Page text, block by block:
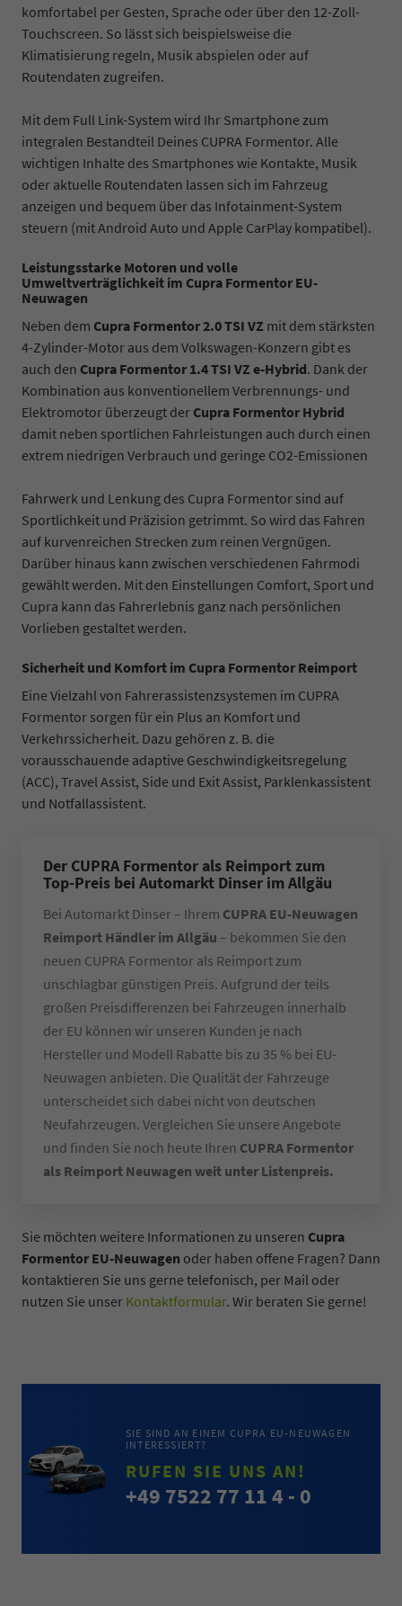
komfortabel per Gesten, Sprache oder über den 12-Zoll-
Touchscreen. So lässt sich beispielsweise die
Klimatisierung regeln, Musik abspielen oder auf
Routendaten zugreifen.
Mit dem Full Link-System wird Ihr Smartphone zum
integralen Bestandteil Deines CUPRA Formentor. Alle
wichtigen Inhalte des Smartphones wie Kontakte, Musik
oder aktuelle Routendaten lassen sich im Fahrzeug
anzeigen und bequem über das Infotainment-System
steuern (mit Android Auto und Apple CarPlay kompatibel).
Leistungsstarke Motoren und volle
Umweltverträglichkeit im Cupra Formentor EU-
Neuwagen
Neben dem Cupra Formentor 2.0 TSI VZ mit dem stärksten
4-Zylinder-Motor aus dem Volkswagen-Konzern gibt es
auch den Cupra Formentor 1.4 TSI VZ e-Hybrid. Dank der
Kombination aus konventionellem Verbrennungs- und
Elektromotor überzeugt der Cupra Formentor Hybrid
damit neben sportlichen Fahrleistungen auch durch einen
extrem niedrigen Verbrauch und geringe CO2-Emissionen
Fahrwerk und Lenkung des Cupra Formentor sind auf
Sportlichkeit und Präzision getrimmt. So wird das Fahren
auf kurvenreichen Strecken zum reinen Vergnügen.
Darüber hinaus kann zwischen verschiedenen Fahrmodi
gewählt werden. Mit den Einstellungen Comfort, Sport und
Cupra kann das Fahrerlebnis ganz nach persönlichen
Vorlieben gestaltet werden.
Sicherheit und Komfort im Cupra Formentor Reimport
Eine Vielzahl von Fahrerassistenzsystemen im CUPRA
Formentor sorgen für ein Plus an Komfort und
Verkehrssicherheit. Dazu gehören z. B. die
vorausschauende adaptive Geschwindigkeitsregelung
(ACC), Travel Assist, Side und Exit Assist, Parklenkassistent
und Notfallassistent.
Der CUPRA Formentor als Reimport zum
Top-Preis bei Automarkt Dinser im Allgäu
Bei Automarkt Dinser – Ihrem CUPRA EU-Neuwagen
Reimport Händler im Allgäu – bekommen Sie den
neuen CUPRA Formentor als Reimport zum
unschlagbar günstigen Preis. Aufgrund der teils
großen Preisdifferenzen bei Fahrzeugen innerhalb
der EU können wir unseren Kunden je nach
Hersteller und Modell Rabatte bis zu 35 % bei EU-
Neuwagen anbieten. Die Qualität der Fahrzeuge
unterscheidet sich dabei nicht von deutschen
Neufahrzeugen. Vergleichen Sie unsere Angebote
und finden Sie noch heute Ihren CUPRA Formentor
als Reimport Neuwagen weit unter Listenpreis.
Sie möchten weitere Informationen zu unseren Cupra
Formentor EU-Neuwagen oder haben offene Fragen? Dann
kontaktieren Sie uns gerne telefonisch, per Mail oder
nutzen Sie unser Kontaktformular. Wir beraten Sie gerne!
SIE SIND AN EINEM CUPRA EU-NEUWAGEN
INTERESSIERT?
RUFEN SIE UNS AN!
+49 7522 77 11 4 - 0